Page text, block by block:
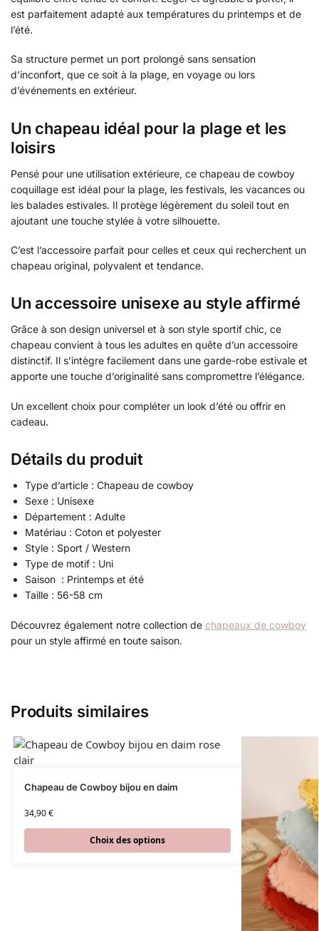
est parfaitement adapté aux températures du printemps et de
l’été.
Sa structure permet un port prolongé sans sensation
d’inconfort, que ce soit à la plage, en voyage ou lors
d’événements en extérieur.
Un chapeau idéal pour la plage et les
loisirs
Pensé pour une utilisation extérieure, ce chapeau de cowboy
coquillage est idéal pour la plage, les festivals, les vacances ou
les balades estivales. Il protège légèrement du soleil tout en
ajoutant une touche stylée à votre silhouette.
C’est l’accessoire parfait pour celles et ceux qui recherchent un
chapeau original, polyvalent et tendance.
Un accessoire unisexe au style affirmé
Grâce à son design universel et à son style sportif chic, ce
chapeau convient à tous les adultes en quête d’un accessoire
distinctif. Il s’intègre facilement dans une garde-robe estivale et
apporte une touche d’originalité sans compromettre l’élégance.
Un excellent choix pour compléter un look d’été ou offrir en
cadeau.
Détails du produit
Type d’article : Chapeau de cowboy
Sexe : Unisexe
Département : Adulte
Matériau : Coton et polyester
Style : Sport / Western
Type de motif : Uni
Saison : Printemps et été
Taille : 56-58 cm
Découvrez également notre collection de chapeaux de cowboy
pour un style affirmé en toute saison.
Produits similaires
Chapeau de Cowboy bijou en daim
34,90€
Choix des options